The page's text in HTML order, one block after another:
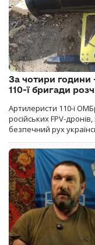
За чотири години
110-ї бригади
Артилеристи 110-ї
російських FPV-
безпечний рух